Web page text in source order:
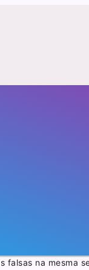
falsas na mesma